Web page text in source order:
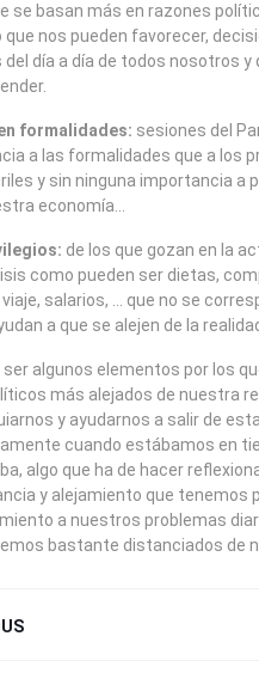
se basan más en razones
nos pueden favorecer,
del día a día de todos nosotros
formalidades: sesiones del
a las formalidades que a los
y sin ninguna importancia a
economía…
de los que gozan en la
como pueden ser dietas,
salarios, … que no se
a que se alejen de la
algunos elementos por los
más alejados de nuestra
y ayudarnos a salir de
cuando estábamos en
algo que ha de hacer
y alejamiento que tenemos
a nuestros problemas
bastante distanciados de